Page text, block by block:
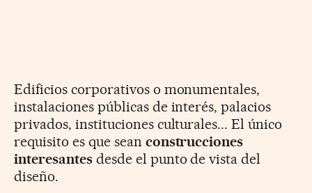
Edificios corporativos o monumentales,
instalaciones públicas de interés, palacios
privados, instituciones culturales... El único
requisito es que sean construcciones
interesantesdesde el punto de vista del
diseño.